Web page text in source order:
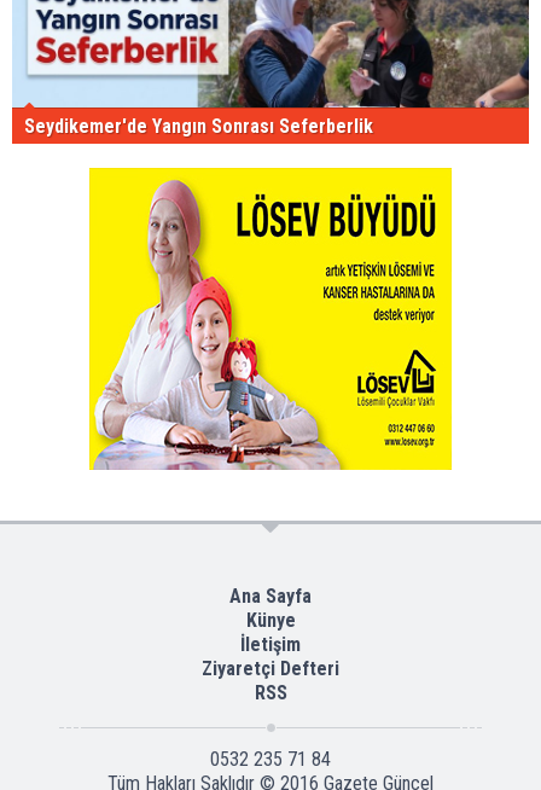
Seydikemer'de Yangın Sonrası Seferberlik
Ana Sayfa
Künye
İletişim
Ziyaretçi Defteri
RSS
0532 235 71 84
Tüm Hakları Saklıdır © 2016 Gazete Güncel